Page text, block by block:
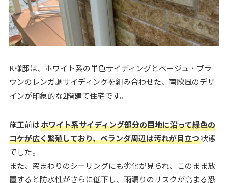
K様邸は、ホワイト系の単色サイディングとベージュ・ブラ
ウンのレンガ調サイディングを組み合わせた、南欧風のデザ
インが印象的な2階建て住宅です。
施工前はホワイト系サイディング部分の目地に沿って緑色の
コケが広く繁殖しており、ベランダ周辺は汚れが目立つ状態
でした。
また、窓まわりのシーリングにも劣化が見られ、このまま放
置すると防水性がさらに低下し、雨漏りのリスクが高まる恐